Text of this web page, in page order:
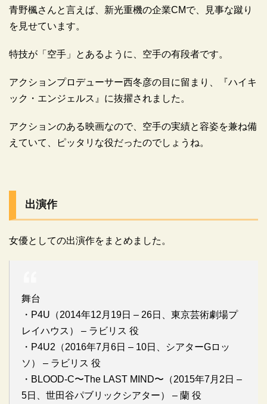
青野楓さんと言えば、新光重機の企業CMで、見事な蹴り
を見せています。
特技が「空手」とあるように、空手の有段者です。
アクションプロデューサー西冬彦の目に留まり、『ハイキ
ック・エンジェルス』に抜擢されました。
アクションのある映画なので、空手の実績と容姿を兼ね備
えていて、ピッタリな役だったのでしょうね。
出演作
女優としての出演作をまとめました。
舞台
・P4U（2014年12月19日 – 26日、東京芸術劇場プ
レイハウス） – ラビリス 役
・P4U2（2016年7月6日 – 10日、シアターGロッ
ソ） – ラビリス 役
・BLOOD-C〜The LAST MIND〜（2015年7月2日 –
5日、世田谷パブリックシアター） – 蘭 役